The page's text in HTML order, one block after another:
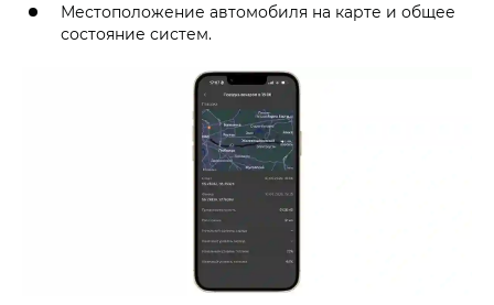
Местоположение автомобиля на карте и общее
состояние систем.